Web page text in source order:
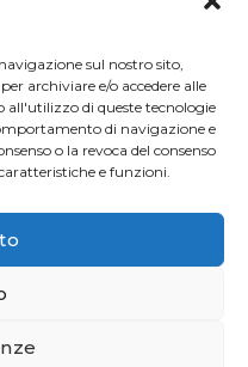
sul nostro sito,
archiviare e/o accedere alle
all'utilizzo di queste tecnologie
di navigazione e
o la revoca del consenso
e funzioni.
iscrivendoti alla
dei miei dati personali